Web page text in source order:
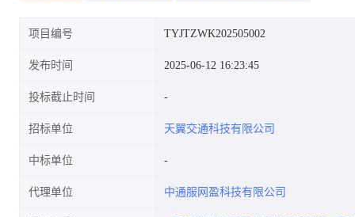
项目编号 TYJTZWK202505002
发布时间 2025-06-12 16:23:45
投标截止时间
招标单位 天翼交通科技有限公司
中标单位
代理单位 中通服网盈科技有限公司